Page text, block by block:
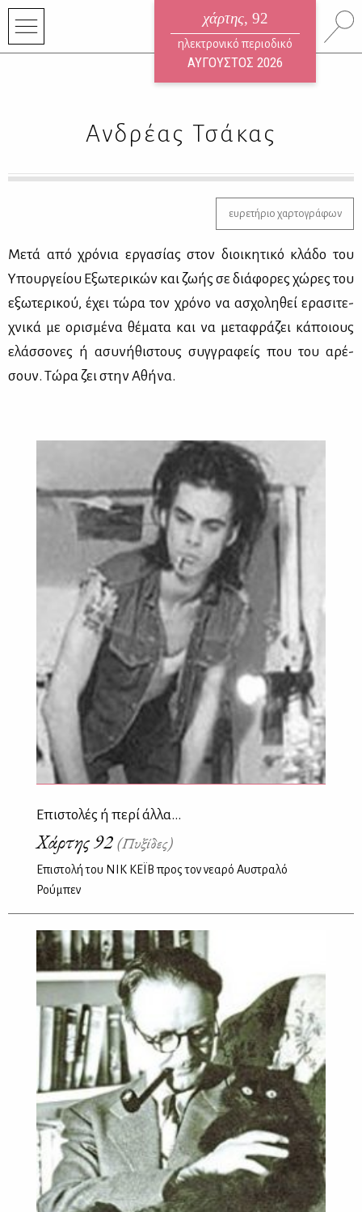
χάρτης, 92
ηλεκτρονικό περιοδικό
ΑΥΓΟΥΣΤΟΣ 2026
Ανδρέας Τσάκας
ευρετήριο χαρτογράφων
Με­τά από χρό­νια ερ­γα­σί­ας στον διοι­κη­τι­κό κλά­δο του
Υπουρ­γεί­ου Εξω­τε­ρι­κών και ζω­ής σε διά­φο­ρες χώ­ρες του
εξω­τε­ρι­κού, έχει τώ­ρα τον χρό­νο να ασχο­λη­θεί ερα­σι­τε­
χνι­κά με ορι­σμέ­να θέ­μα­τα και να με­τα­φρά­ζει κά­ποιους
ελάσ­σο­νες ή ασυ­νή­θι­στους συγ­γρα­φείς που του αρέ­
σουν. Τώ­ρα ζει στην Αθή­να.
Επιστολές ή περί άλλα...
Χάρτης 92 (Πυξίδες)
Επιστολή του ΝΙΚ ΚΕΪΒ προς τον νεαρό Αυστραλό
Ρούμπεν